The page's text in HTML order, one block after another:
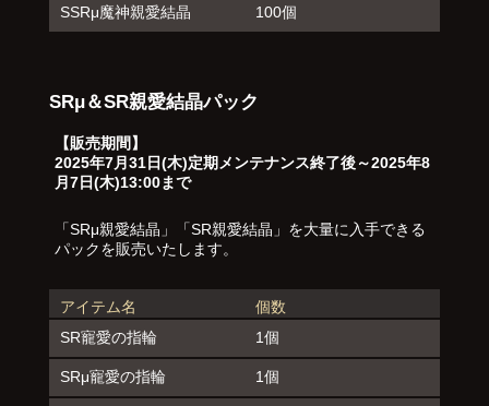
SSRμ魔神親愛結晶 100個
SRμ＆SR親愛結晶パック
【販売期間】
2025年7月31日(木)定期メンテナンス終了後～2025年8
月7日(木)13:00まで
「SRμ親愛結晶」「SR親愛結晶」を大量に入手できる
パックを販売いたします。
アイテム名
個数
SR寵愛の指輪
1個
SRμ寵愛の指輪 1個